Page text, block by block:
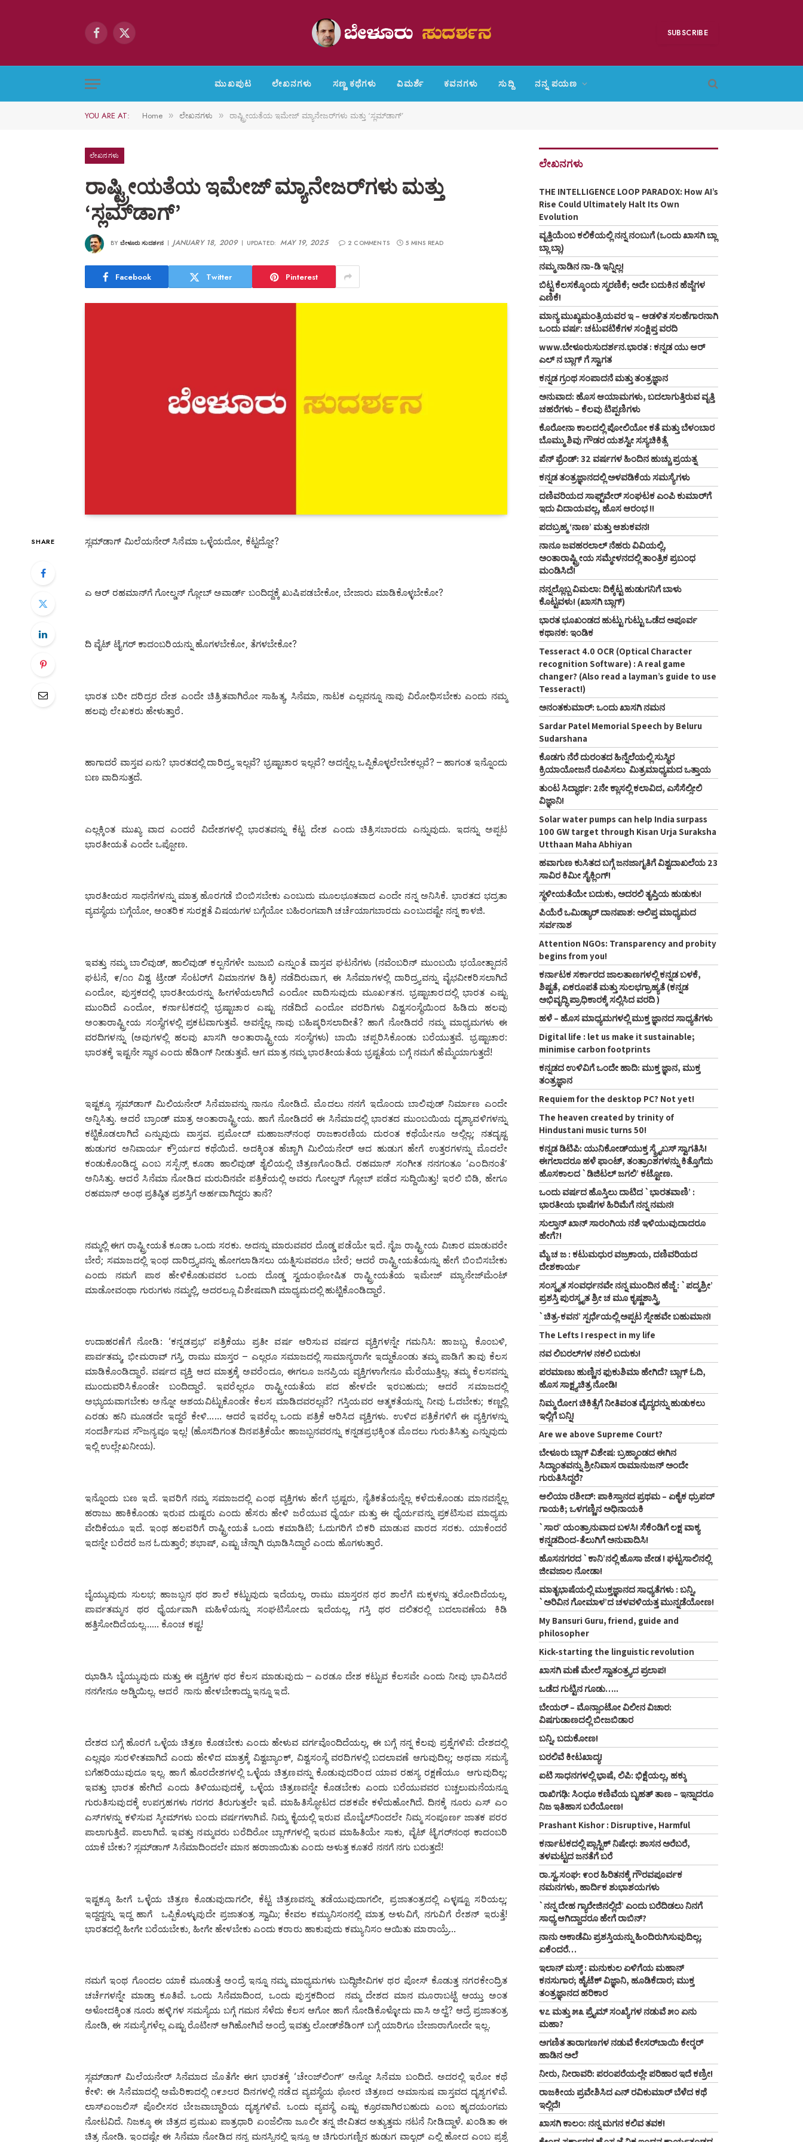
Facebook
X
SUBSCRIBE
ಮುಖಪುಟ ಲೇಖನಗಳು ಸಣ್ಣ ಕಥೆಗಳು ವಿಮರ್ಶೆ ಕವನಗಳು ಸುದ್ದಿ ನನ್ನ ಪಯಣ
YOU ARE AT: Home » ಲೇಖನಗಳು » ರಾಷ್ಟ್ರೀಯತೆಯ ಇಮೇಜ್ ಮ್ಯಾನೇಜರ್‌ಗಳು ಮತ್ತು ‘ಸ್ಲಮ್‌ಡಾಗ್’
ಲೇಖನಗಳು
ರಾಷ್ಟ್ರೀಯತೆಯ ಇಮೇಜ್ ಮ್ಯಾನೇಜರ್‌ಗಳು ಮತ್ತು
‘ಸ್ಲಮ್‌ಡಾಗ್’
BY ಬೇಳೂರು ಸುದರ್ಶನ JANUARY 18, 2009 UPDATED: MAY 19, 2025 2 COMMENTS 5 MINS READ
Facebook Twitter Pinterest
SHARE ಸ್ಲಮ್‌ಡಾಗ್ ಮಿಲೆಯನೇರ್ ಸಿನೆಮಾ ಒಳ್ಳೆಯದೋ, ಕೆಟ್ಟದ್ದೋ?
ಎ ಆರ್ ರಹಮಾನ್‌ಗೆ ಗೋಲ್ಡನ್ ಗ್ಲೋಬ್ ಅವಾರ್ಡ್ ಬಂದಿದ್ದಕ್ಕೆ ಖುಷಿಪಡಬೇಕೋ, ಬೇಜಾರು ಮಾಡಿಕೊಳ್ಳಬೇಕೋ?
ದಿ ವೈಟ್ ಟೈಗರ್ ಕಾದಂಬರಿಯನ್ನು ಹೊಗಳಬೇಕೋ, ತೆಗಳಬೇಕೋ?
ಭಾರತ ಬರೀ ದರಿದ್ರರ ದೇಶ ಎಂದೇ ಚಿತ್ರಿತವಾಗಿರೋ ಸಾಹಿತ್ಯ, ಸಿನೆಮಾ, ನಾಟಕ ಎಲ್ಲವನ್ನೂ ನಾವು ವಿರೋಧಿಸಬೇಕು ಎಂದು ನಮ್ಮ
ಹಲವು ಲೇಖಕರು ಹೇಳುತ್ತಾರೆ.
ಹಾಗಾದರೆ ವಾಸ್ತವ ಏನು? ಭಾರತದಲ್ಲಿ ದಾರಿದ್ರ್ಯ ಇಲ್ಲವೆ? ಭ್ರಷ್ಟಾಚಾರ ಇಲ್ಲವೆ? ಅದನ್ನೆಲ್ಲ ಒಪ್ಪಿಕೊಳ್ಳಲೇಬೇಕಲ್ಲವೆ? – ಹಾಗಂತ ಇನ್ನೊಂದು
ಬಣ ವಾದಿಸುತ್ತದೆ.
ಎಲ್ಲಕ್ಕಿಂತ ಮುಖ್ಯ ವಾದ ಎಂದರೆ ವಿದೇಶಗಳಲ್ಲಿ ಭಾರತವನ್ನು ಕೆಟ್ಟ ದೇಶ ಎಂದು ಚಿತ್ರಿಸಬಾರದು ಎನ್ನುವುದು. ಇದನ್ನು ಅಪ್ಪಟ
ಭಾರತೀಯತೆ ಎಂದೇ ಒಪ್ಪೋಣ.
ಭಾರತೀಯರ ಸಾಧನೆಗಳನ್ನು ಮಾತ್ರ ಹೊರಗಡೆ ಬಿಂಬಿಸಬೇಕು ಎಂಬುದು ಮೂಲಭೂತವಾದ ಎಂದೇ ನನ್ನ ಅನಿಸಿಕೆ. ಭಾರತದ ಭದ್ರತಾ
ವ್ಯವಸ್ಥೆಯ ಬಗ್ಗೆಯೋ, ಆಂತರಿಕ ಸುರಕ್ಷತೆ ವಿಷಯಗಳ ಬಗ್ಗೆಯೋ ಬಹಿರಂಗವಾಗಿ ಚರ್ಚೆಯಾಗಬಾರದು ಎಂಬುದಷ್ಟೇ ನನ್ನ ಕಾಳಜಿ.
ಇವತ್ತು ನಮ್ಮ ಬಾಲಿವುಡ್, ಹಾಲಿವುಡ್ ಕಲ್ಪನೆಗಳೇ ಜುಜುಬಿ ಎನ್ನುಂತೆ ವಾಸ್ತವ ಘಟನೆಗಳು (ನವೆಂಬರಿನ್ ಮುಂಬಯಿ ಭಯೋತ್ಪಾದನೆ
ಘಟನೆ, ೯/೧೧ ವಿಶ್ವ ಟ್ರೇಡ್ ಸೆಂಟರ್‌ಗೆ ವಿಮಾನಗಳ ಡಿಕ್ಕಿ) ನಡೆದಿರುವಾಗ, ಈ ಸಿನೆಮಾಗಳಲ್ಲಿ ದಾರಿದ್ರ್ಯವನ್ನು ವೈಭವೀಕರಿಸಲಾಗಿದೆ
ಎಂದೋ, ಪುಸ್ತಕದಲ್ಲಿ ಭಾರತೀಯರನ್ನು ಹೀಗಳೆಯಲಾಗಿದೆ ಎಂದೋ ವಾದಿಸುವುದು ಮೂರ್ಖತನ. ಭ್ರಷ್ಟಾಚಾರದಲ್ಲಿ ಭಾರತ ಎಷ್ಟು
ಮುಂದಿದೆ ಎಂದೋ, ಕರ್ನಾಟಕದಲ್ಲಿ ಭ್ರಷ್ಟಾಚಾರ ಎಷ್ಟು ನಡೆದಿದೆ ಎಂದೋ ವರದಿಗಳು ವಿಶ್ವಸಂಸ್ಥೆಯಿಂದ ಹಿಡಿದು ಹಲವು
ಅಂತಾರಾಷ್ಟ್ರೀಯ ಸಂಸ್ಥೆಗಳಲ್ಲಿ ಪ್ರಕಟವಾಗುತ್ತವೆ. ಅವನ್ನೆಲ್ಲ ನಾವು ಬಹಿಷ್ಕರಿಸಲಾದೀತೆ? ಹಾಗೆ ನೋಡಿದರೆ ನಮ್ಮ ಮಾಧ್ಯಮಗಳು ಈ
ವರದಿಗಳನ್ನು (ಅವುಗಳಲ್ಲಿ ಹಲವು ಖಾಸಗಿ ಅಂತಾರಾಷ್ಟ್ರೀಯ ಸಂಸ್ಥೆಗಳು) ಬಾಯಿ ಚಪ್ಪರಿಸಿಕೊಂಡು ಬರೆಯುತ್ತವೆ. ಭ್ರಷ್ಟಾಚಾರ:
ಭಾರತಕ್ಕೆ ಇಷ್ಟನೇ ಸ್ಥಾನ ಎಂದು ಹೆಡಿಂಗ್ ನೀಡುತ್ತವೆ. ಆಗ ಮಾತ್ರ ನಮ್ಮ ಭಾರತೀಯತೆಯ ಭ್ರಷ್ಟತೆಯ ಬಗ್ಗೆ ನಮಗೆ ಹೆಮ್ಮೆಯಾಗುತ್ತದೆ!
ಇಷ್ಟಕ್ಕೂ ಸ್ಲಮ್‌ಡಾಗ್ ಮಿಲಿಯನೇರ್ ಸಿನೆಮಾವನ್ನು ನಾನೂ ನೋಡಿದೆ. ಮೊದಲು ನನಗೆ ಇದೊಂದು ಬಾಲಿವುಡ್ ನಿರ್ಮಾಣ ಎಂದೇ
ಅನ್ನಿಸಿತ್ತು. ಆದರೆ ಬ್ರಾಂಡ್ ಮಾತ್ರ ಅಂತಾರಾಷ್ಟ್ರೀಯ. ಹಾಗೆ ನೋಡಿದರೆ ಈ ಸಿನೆಮಾದಲ್ಲಿ ಭಾರತದ ಮುಂಬಯಿಯ ದೃಶ್ಯಾವಳಿಗಳನ್ನು
ಕಟ್ಟಿಕೊಡಲಾಗಿದೆ ಎನ್ನುವುದು ವಾಸ್ತವ. ಪ್ರಮೋದ್ ಮಹಾಜನ್‌ನಂಥ ರಾಜಕಾರಣಿಯ ದುರಂತ ಕಥೆಯೇನೂ ಅಲ್ಲಿಲ್ಲ; ನತದೃಷ್ಟ
ಹುಡುಗರ ಅನಿವಾರ್ಯ ಕ್ರೌರ್ಯದ ಕಥೆಯಿದೆ. ಅದಕ್ಕಿಂತ ಹೆಚ್ಚಾಗಿ ಮಿಲಿಯನೇರ್ ಆದ ಹುಡುಗ ಹೇಗೆ ಉತ್ತರಗಳನ್ನು ಮೊದಲೇ
ಕಂಡುಕೊಂಡಿದ್ದ ಎಂಬ ಸಸ್ಪೆನ್ಸ್ ಕೂಡಾ ಹಾಲಿವುಡ್ ಶೈಲಿಯಲ್ಲಿ ಚಿತ್ರಣಗೊಂಡಿದೆ. ರಹಮಾನ್ ಸಂಗೀತ ನನಗಂತೂ ‘ಎಂದಿನಂತೆ’
ಅನಿಸಿತ್ತು. ಆದರೆ ಸಿನೆಮಾ ನೋಡಿದ ಮರುದಿನವೇ ಪತ್ರಿಕೆಯಲ್ಲಿ ಅವರು ಗೋಲ್ಡನ್ ಗ್ಲೋಬ್ ಪಡೆದ ಸುದ್ದಿಯಿತ್ತು! ಇರಲಿ ಬಿಡಿ, ಹೇಗೂ
ರಹಮಾನ್ ಅಂಥ ಪ್ರತಿಷ್ಠಿತ ಪ್ರಶಸ್ತಿಗೆ ಅರ್ಹವಾಗಿದ್ದರು ತಾನೆ?
ನಮ್ಮಲ್ಲಿ ಈಗ ರಾಷ್ಟ್ರೀಯತೆ ಕೂಡಾ ಒಂದು ಸರಕು. ಅದನ್ನು ಮಾರುವವರ ದೊಡ್ಡ ಪಡೆಯೇ ಇದೆ. ನೈಜ ರಾಷ್ಟ್ರೀಯ ವಿಚಾರ ಮಾಡುವರೇ
ಬೇರೆ; ಸಮಾಜದಲ್ಲಿ ಇಂಥ ದಾರಿದ್ರ್ಯವನ್ನು ಹೋಗಲಾಡಿಸಲು ಯತ್ನಿಸುವವರೂ ಬೇರೆ; ಆದರೆ ರಾಷ್ಟ್ರೀಯತೆಯನ್ನು ಹೇಗೆ ಬಿಂಬಿಸಬೇಕು
ಎಂದು ನಮಗೆ ಪಾಠ ಹೇಳಿಕೊಡುವವರ ಒಂದು ದೊಡ್ಡ ಸ್ವಯಂಘೋಷಿತ ರಾಷ್ಟ್ರೀಯತೆಯ ಇಮೇಜ್ ಮ್ಯಾನೇಜ್‌ಮೆಂಟ್
ಮಾಡೋವಂಥಾ ಗುರುಗಳು ನಮ್ಮಲ್ಲಿ, ಅದರಲ್ಲೂ ವಿಶೇಷವಾಗಿ ಮಾಧ್ಯಮದಲ್ಲಿ ಹುಟ್ಟಿಕೊಂಡಿದ್ದಾರೆ.
ಉದಾಹರಣೆಗೆ ನೋಡಿ: ‘ಕನ್ನಡಪ್ರಭ’ ಪತ್ರಿಕೆಯು ಪ್ರತೀ ವರ್ಷ ಆರಿಸುವ ವರ್ಷದ ವ್ಯಕ್ತಿಗಳನ್ನೇ ಗಮನಿಸಿ: ಹಾಜಬ್ಬ, ಕೊಂಬಳಿ,
ಪಾರ್ವತಮ್ಮ, ಭೀಮರಾವ್ ಗಸ್ತಿ, ರಾಮು ಮಾಸ್ತರ – ಎಲ್ಲರೂ ಸಮಾಜದಲ್ಲಿ ಸಾಮಾನ್ಯರಾಗೇ ಇದ್ದುಕೊಂಡು ತಮ್ಮ ಪಾಡಿಗೆ ತಾವು ಕೆಲಸ
ಮಾಡಿಕೊಂಡಿದ್ದಾರೆ. ವರ್ಷದ ವ್ಯಕ್ತಿ ಆದ ಮಾತ್ರಕ್ಕೆ ಅವರೆಂದೂ, ಈಗಲೂ ಜನಪ್ರಿಯ ವ್ಯಕ್ತಿಗಳಾಗೇನೂ ಮೆರೆಯುತ್ತಿಲ್ಲ. ತಮ್ಮ ಕೆಲಸವನ್ನು
ಮುಂದುವರಿಸಿಕೊಂಡೇ ಬಂದಿದ್ದಾರೆ. ಇವರೆಲ್ಲರೂ ರಾಷ್ಟ್ರೀಯತೆಯ ಪದ ಹೇಳದೇ ಇರಬಹುದು; ಆದರೆ ಸಮಾಜದಲ್ಲಿ
ಅಭ್ಯುಯವಾಗಬೇಕು ಅನ್ನೋ ಆಶಯವಿಟ್ಟುಕೊಂಡೇ ಕೆಲಸ ಮಾಡಿದವರಲ್ಲವೆ? ಗಸ್ತಿಯವರ ಆತ್ಮಕತೆಯನ್ನು ನೀವು ಓದಬೇಕು; ಕಣ್ಣಲ್ಲಿ
ಎರಡು ಹನಿ ಮೂಡದೇ ಇದ್ದರೆ ಕೇಳಿ…… ಆದರೆ ಇವರೆಲ್ಲ ಒಂದು ಪತ್ರಿಕೆ ಆರಿಸಿದ ವ್ಯಕ್ತಿಗಳು. ಉಳಿದ ಪತ್ರಿಕೆಗಳಿಗೆ ಈ ವ್ಯಕ್ತಿಗಳನ್ನು
ಸಂದರ್ಶಿಸುವ ಸೌಜನ್ಯವೂ ಇಲ್ಲ! (ಹೊಸದಿಗಂತ ದಿನಪತ್ರಿಕೆಯೇ ಹಾಜಬ್ಬನವರನ್ನು ಕನ್ನಡಪ್ರಭಕ್ಕಿಂತ ಮೊದಲು ಗುರುತಿಸಿತ್ತು ಎನ್ನುವುದು
ಇಲ್ಲಿ ಉಲ್ಲೇಖನೀಯ).
ಇನ್ನೊಂದು ಬಣ ಇದೆ. ಇವರಿಗೆ ನಮ್ಮ ಸಮಾಜದಲ್ಲಿ ಎಂಥ ವ್ಯಕ್ತಿಗಳು ಹೇಗೆ ಭ್ರಷ್ಟರು, ನೈತಿಕತೆಯನ್ನೆಲ್ಲ ಕಳೆದುಕೊಂಡು ಮಾನವನ್ನೆಲ್ಲ
ಹರಾಜು ಹಾಕಿಕೊಂಡು ಇರುವ ದುಷ್ಟರು ಎಂದು ಹೆಸರು ಹೇಳಿ ಜರೆಯುವ ಧೈರ್ಯ ಮತ್ತು ಈ ಧೈರ್ಯವನ್ನು ಪ್ರಕಟಿಸುವ ಮಾಧ್ಯಮ
ವೇದಿಕೆಯೂ ಇದೆ. ಇಂಥ ಹಲವರಿಗೆ ರಾಷ್ಟ್ರೀಯತೆ ಒಂದು ಕಮಾಡಿಟಿ; ಓದುಗರಿಗೆ ಬಿಕರಿ ಮಾಡುವ ವಾರದ ಸರಕು. ಯಾಕೆಂದರೆ
ಇದನ್ನೇ ಬರೆದರೆ ಜನ ಓದುತ್ತಾರೆ; ಶಭಾಷ್, ಎಷ್ಟು ಚೆನ್ನಾಗಿ ಝಾಡಿಸಿದ್ದಾರೆ ಎಂದು ಹೊಗಳುತ್ತಾರೆ.
ಬೈಯ್ಯುವುದು ಸುಲಭ; ಹಾಜಬ್ಬನ ಥರ ಶಾಲೆ ಕಟ್ಟುವುದು ಇದೆಯಲ್ಲ, ರಾಮು ಮಾಸ್ತರನ ಥರ ಶಾಲೆಗೆ ಮಕ್ಕಳನ್ನು ತರೋದಿದೆಯಲ್ಲ,
ಪಾರ್ವತಮ್ಮನ ಥರ ಧೈರ್ಯವಾಗಿ ಮಹಿಳೆಯನ್ನು ಸಂಘಟಿಸೋದು ಇದೆಯಲ್ಲ, ಗಸ್ತಿ ಥರ ದಲಿತರಲ್ಲಿ ಬದಲಾವಣೆಯ ಕಿಡಿ
ಹತ್ತಿಸೋದಿದೆಯಲ್ಲ…… ಕೊಂಚ ಕಷ್ಟ!
ಝಾಡಿಸಿ ಬೈಯ್ಯುವುದು ಮತ್ತು ಈ ವ್ಯಕ್ತಿಗಳ ಥರ ಕೆಲಸ ಮಾಡುವುದು – ಎರಡೂ ದೇಶ ಕಟ್ಟುವ ಕೆಲಸವೇ ಎಂದು ನೀವು ಭಾವಿಸಿದರೆ
ನನಗೇನೂ ಅಡ್ಡಿಯಿಲ್ಲ. ಆದರೆ ನಾನು ಹೇಳಬೇಕಾದ್ದು ಇನ್ನೂ ಇದೆ.
ದೇಶದ ಬಗ್ಗೆ ಹೊರಗೆ ಒಳ್ಳೆಯ ಚಿತ್ರಣ ಕೊಡಬೇಕು ಎಂದು ಹೇಳುವ ವರ್ಗವೊಂದಿದೆಯಲ್ಲ, ಈ ಬಗ್ಗೆ ನನ್ನ ಕೆಲವು ಪ್ರಶ್ನೆಗಳಿವೆ: ದೇಶದಲ್ಲಿ
ಎಲ್ಲವೂ ಸುರಳೀತವಾಗಿದೆ ಎಂದು ಹೇಳಿದ ಮಾತ್ರಕ್ಕೆ ವಿಶ್ವಬ್ಯಾಂಕ್, ವಿಶ್ವಸಂಸ್ಥೆ ವರದಿಗಳಲ್ಲಿ ಬದಲಾವಣೆ ಆಗುವುದಿಲ್ಲ; ಅಥವಾ ಸಮಸ್ಯೆ
ಬಗೆಹರಿಯುವುದೂ ಇಲ್ಲ. ಹಾಗೆ ಹೊರದೇಶಗಳಲ್ಲಿ ಒಳ್ಳೆಯ ಚಿತ್ರಣವನ್ನು ಕೊಡುವುದರಿಂದ ಯಾವ ರಹಸ್ಯ ರಕ್ಷಣೆಯೂ ಆಗುವುದಿಲ್ಲ;
ಇವತ್ತು ಭಾರತ ಹೇಗಿದೆ ಎಂದು ತಿಳಿಯುವುದಕ್ಕೆ, ಒಳ್ಳೆಯ ಚಿತ್ರಣವನ್ನೇ ಕೊಡಬೇಕು ಎಂದು ಬರೆಯುವವರ ಬಚ್ಚಲುಮನೆಯನ್ನೂ
ಗುರುತಿಸುವುದಕ್ಕೆ ಉಪಗ್ರಹಗಳು ಗರಗರ ತಿರುಗುತ್ತಲೇ ಇವೆ. ಮಾಹಿತಿಸ್ಫೋಟದ ದಶಕವೇ ಕಳೆದುಹೋಗಿದೆ. ದಿನಕ್ಕೆ ನೂರು ಎಸ್ ಎಂ
ಎಸ್‌ಗಳನ್ನು ಕಳಿಸುವ ಸ್ಕೀಮ್‌ಗಳು ಬಂದು ವರ್ಷಗಳಾಗಿವೆ. ನಿಮ್ಮ ಕೈಯಲ್ಲಿ ಇರುವ ಮೊಬೈಲ್‌ನಿಂದಲೇ ನಿಮ್ಮ ಸಂಪೂರ್ಣ ಜಾತಕ ಪರರ
ಪಾಲಾಗುತ್ತಿದೆ. ಪಾಲಾಗಿದೆ. ಇವತ್ತು ನಮ್ಮವರು ಬರೆದಿರೋ ಬ್ಲಾಗ್‌ಗಳಲ್ಲಿ ಇರುವ ಮಾಹಿತಿಯೇ ಸಾಕು, ವೈಟ್ ಟೈಗರ್‌ನಂಥ ಕಾದಂಬರಿ
ಯಾಕೆ ಬೇಕು? ಸ್ಲಮ್‌ಡಾಗ್ ಸಿನೆಮಾದಿಂದಲೇ ಮಾನ ಹರಾಜಾಯಿತು ಎಂದು ಅಳುತ್ತ ಕೂತರೆ ನನಗೆ ನಗು ಬರುತ್ತದೆ!
ಇಷ್ಟಕ್ಕೂ ಹೀಗೆ ಒಳ್ಳೆಯ ಚಿತ್ರಣ ಕೊಡುವುದಾಗಲೀ, ಕೆಟ್ಟ ಚಿತ್ರಣವನ್ನು ತಡೆಯುವುದಾಗಲೀ, ಪ್ರಜಾತಂತ್ರದಲ್ಲಿ ಎಳ್ಳಷ್ಟೂ ಸರಿಯಲ್ಲ;
ಇದ್ದದ್ದನ್ನು ಇದ್ದ ಹಾಗೆ ಒಪ್ಪಿಕೊಳ್ಳುವುದೇ ಪ್ರಜಾತಂತ್ರ ಸ್ವಾಮಿ; ಕೇವಲ ಕಮ್ಯುನಿಸಂನಲ್ಲಿ ಮಾತ್ರ ಅಳುವಿಗೆ, ನಗುವಿಗೆ ರೇಶನ್ ಇರುತ್ತೆ!
ಭಾರತದಲ್ಲಿ ಹೀಗೇ ಬರೆಯಬೇಕು, ಹೀಗೇ ಹೇಳಬೇಕು ಎಂದು ಕರಾರು ಹಾಕುವುದು ಕಮ್ಯುನಿಸಂ ಆಯಿತು ಮಾರಾಯ್ರೆ…
ನಮಗೆ ಇಂಥ ಗೊಂದಲ ಯಾಕೆ ಮೂಡುತ್ತೆ ಅಂದ್ರೆ ಇನ್ನೂ ನಮ್ಮ ಮಾಧ್ಯಮಗಳು ಬುದ್ಧಿಜೀವಿಗಳ ಥರ ಪೋಸ್ ಕೊಡುತ್ತ ನಗರಕೇಂದ್ರಿತ
ಚರ್ಚೆಗಳನ್ನೇ ಮಾಡ್ತಾ ಕೂತಿವೆ. ಒಂದು ಸಿನೆಮಾದಿಂದ, ಒಂದು ಪುಸ್ತಕದಿಂದ ನಮ್ಮ ದೇಶದ ಮಾನ ಮೂರಾಬಟ್ಟೆ ಆಯ್ತು ಅಂತ
ಅಳೋದಕ್ಕಿಂತ ನೂರು ಹಳ್ಳಿಗಳ ಸಮಸ್ಯೆಯ ಬಗ್ಗೆ ಗಮನ ಸೆಳೆದು ಕೆಲಸ ಆಗೋ ಹಾಗೆ ನೋಡಿಕೊಳ್ಳೋದು ವಾಸಿ ಅಲ್ವೆ? ಆದ್ರೆ ಪ್ರಜಾತಂತ್ರ
ನೋಡಿ, ಈ ಸಮಸ್ಯೆಗಳೆಲ್ಲ ಎಷ್ಟು ರೊಟೀನ್ ಆಗಿಹೋಗಿವೆ ಅಂದ್ರೆ ಇವತ್ತು ಲೋಡ್‌ಶೆಡಿಂಗ್ ಬಗ್ಗೆ ಯಾರಿಗೂ ಬೇಜಾರಾಗೋದೇ ಇಲ್ಲ.
ಸ್ಲಮ್‌ಡಾಗ್ ಮಿಲೆಯನೇರ್ ಸಿನೆಮಾದ ಜೊತೆಗೇ ಈಗ ಭಾರತಕ್ಕೆ ‘ಚೇಂಜ್‌ಲಿಂಗ್’ ಅನ್ನೋ ಸಿನೆಮಾ ಬಂದಿದೆ. ಅದರಲ್ಲಿ ಇರೋ ಕಥೆ
ಕೇಳಿ: ಈ ಸಿನೆಮಾದಲ್ಲಿ ಅಮೆರಿಕಾದಲ್ಲಿ ೧೯೨೮ರ ದಿನಗಳಲ್ಲಿ ನಡೆದ ವ್ಯವಸ್ಥೆಯ ಘೋರ ಚಿತ್ರಣದ ಅಮಾನುಷ ವಾಸ್ತವದ ದೃಶ್ಯಗಳಿವೆ.
ಲಾಸ್‌ಏಂಜಲಿಸ್ ಪೊಲೀಸರ ಬೇಜವಾಬ್ದಾರಿಯ ದೃಶ್ಯಗಳಿವೆ. ಒಂದು ವ್ಯವಸ್ಥೆ ಎಷ್ಟು ಕ್ರೂರವಾಗಿರಬಹುದು ಎಂಬ ಹೃದಯಂಗಮ
ನೋಟವಿದೆ. ನಿಜಕ್ಕೂ ಈ ಚಿತ್ರದ ಪ್ರಮುಖ ಪಾತ್ರಧಾರಿ ಏಂಜೆಲಿನಾ ಜೂಲೀ ತನ್ನ ಜೀವಿತದ ಅತ್ಯುತ್ತಮ ನಟನೆ ನೀಡಿದ್ದಾಳೆ. ಖಂಡಿತಾ ಈ
ಚಿತ್ರ ನೋಡಿ. ಇಂದಷ್ಟೇ ಈ ಸಿನೆಮಾ ನೋಡಿದ ನನ್ನ ಮನಸ್ಸಿನಲ್ಲಿ ಇನ್ನೂ ಆ ಚಿಗುರುಗಣ್ಣಿನ ಹುಡುಗ ವಾಲ್ಟರ್ ಎಲ್ಲಿ ಹೋದ ಎಂಬ ಪ್ರಶ್ನೆ
ಲೇಖನಗಳು
THE INTELLIGENCE LOOP PARADOX: How AI’s
Rise Could Ultimately Halt Its Own
Evolution
ವೃತ್ತಿಯೆಂಬ ಕಲಿಕೆಯಲ್ಲಿ ನನ್ನ ನಂಬುಗೆ (ಒಂದು ಖಾಸಗಿ ಬ್ಲಾ
ಬ್ಲಾ ಬ್ಲಾ)
ನಮ್ಮ ನಾಡಿನ ನಾ-ಡಿ ಇನ್ನಿಲ್ಲ!
ಬಿಟ್ಟ ಕೆಲಸಕ್ಕೊಂದು ಸ್ಮರಣಿಕೆ; ಅದೇ ಬದುಕಿನ ಹೆಜ್ಜೆಗಳ
ಎಣಿಕೆ!
ಮಾನ್ಯ ಮುಖ್ಯಮಂತ್ರಿಯವರ ಇ – ಆಡಳಿತ ಸಲಹೆಗಾರನಾಗಿ
ಒಂದು ವರ್ಷ: ಚಟುವಟಿಕೆಗಳ ಸಂಕ್ಷಿಪ್ತ ವರದಿ
www.ಬೇಳೂರುಸುದರ್ಶನ.ಭಾರತ : ಕನ್ನಡ ಯು ಆರ್‌
ಎಲ್‌ ನ ಬ್ಲಾಗ್‌ ಗೆ ಸ್ವಾಗತ
ಕನ್ನಡ ಗ್ರಂಥ ಸಂಪಾದನೆ ಮತ್ತು ತಂತ್ರಜ್ಞಾನ
ಅನುವಾದ: ಹೊಸ ಆಯಾಮಗಳು, ಬದಲಾಗುತ್ತಿರುವ ವೃತ್ತಿ
ಚಹರೆಗಳು – ಕೆಲವು ಟಿಪ್ಪಣಿಗಳು
ಕೊರೋನಾ ಕಾಲದಲ್ಲಿ ಪೋಲಿಯೋ ಕತೆ ಮತ್ತು ಬೆಳಂಬಾರ
ಬೊಮ್ಮು ಶಿವು ಗೌಡರ ಯಶಸ್ವೀ ಸಸ್ಯಚಿಕಿತ್ಸೆ
ಪೆನ್‌ ಫ್ರೆಂಡ್‌: 32 ವರ್ಷಗಳ ಹಿಂದಿನ ಹುಚ್ಚು ಪ್ರಯತ್ನ
ಕನ್ನಡ ತಂತ್ರಜ್ಞಾನದಲ್ಲಿ ಅಳವಡಿಕೆಯ ಸಮಸ್ಯೆಗಳು
ದಣಿವರಿಯದ ಸಾಫ್ಟ್‌ವೇರ್‌ ಸಂಘಟಕ ಎಂಪಿ ಕುಮಾರ್‌ಗೆ
ಇದು ವಿದಾಯವಲ್ಲ, ಹೊಸ ಆರಂಭ !!
ಪದಬ್ರಹ್ಮ ‘ನಾಣ’ ಮತ್ತು ಆಶುಕವನ!
ನಾನೂ ಜವಹರಲಾಲ್‌ ನೆಹರು ವಿವಿಯಲ್ಲಿ,
ಅಂತಾರಾಷ್ಟ್ರೀಯ ಸಮ್ಮೇಳನದಲ್ಲಿ ತಾಂತ್ರಿಕ ಪ್ರಬಂಧ
ಮಂಡಿಸಿದೆ!
ನನ್ನಲ್ಲೊಬ್ಬ ವಿಮಲಾ: ದಿಕ್ಕೆಟ್ಟ ಹುಡುಗನಿಗೆ ಬಾಳು
ಕೊಟ್ಟವಳು! (ಖಾಸಗಿ ಬ್ಲಾಗ್‌)
ಭಾರತ ಭೂಖಂಡದ ಹುಟ್ಟು ಗುಟ್ಟು ಒಡೆದ ಅಪೂರ್ವ
ಕಥಾನಕ: ಇಂಡಿಕ
Tesseract 4.0 OCR (Optical Character
recognition Software) : A real game
changer? (Also read a layman’s guide to use
Tesseract!)
ಅನಂತಕುಮಾರ್‌: ಒಂದು ಖಾಸಗಿ ನಮನ
Sardar Patel Memorial Speech by Beluru
Sudarshana
ಕೊಡಗು ನೆರೆ ದುರಂತದ ಹಿನ್ನೆಲೆಯಲ್ಲಿ ಸುಸ್ಥಿರ
ಕ್ರಿಯಾಯೋಜನೆ ರೂಪಿಸಲು ಮಿತ್ರಮಾಧ್ಯಮದ ಒತ್ತಾಯ
ತುಂಟ ಸಿದ್ಧಾರ್ಥ: 2ನೇ ಕ್ಲಾಸಲ್ಲಿ ಕಲಾವಿದ, ಎಸೆಸೆಲ್ಸೀಲಿ
ವಿಜ್ಞಾನಿ!
Solar water pumps can help India surpass
100 GW target through Kisan Urja Suraksha
Utthaan Maha Abhiyan
ಹವಾಗುಣ ಕುಸಿತದ ಬಗ್ಗೆ ಜನಜಾಗೃತಿಗೆ ವಿಶ್ವದಾಖಲೆಯ 23
ಸಾವಿರ ಕಿಮೀ ಸೈಕ್ಲಿಂಗ್‌!
ಸ್ಥಳೀಯತೆಯೇ ಬದುಕು, ಅದರಲಿ ತೃಪ್ತಿಯ ಹುಡುಕು!
ಪಿಯೆರೆ ಒಮಿಡ್ಯಾರ್ ದಾನಪಾಶ: ಅಲಿಪ್ತ ಮಾಧ್ಯಮದ
ಸರ್ವನಾಶ
Attention NGOs: Transparency and probity
begins from you!
ಕರ್ನಾಟಕ ಸರ್ಕಾರದ ಜಾಲತಾಣಗಳಲ್ಲಿ ಕನ್ನಡ ಬಳಕೆ,
ಶಿಷ್ಟತೆ, ಏಕರೂಪತೆ ಮತ್ತು ಸುಲಭಗ್ರಾಹ್ಯತೆ (ಕನ್ನಡ
ಅಭಿವೃದ್ಧಿ ಪ್ರಾಧಿಕಾರಕ್ಕೆ ಸಲ್ಲಿಸಿದ ವರದಿ )
ಹಳೆ – ಹೊಸ ಮಾಧ್ಯಮಗಳಲ್ಲಿ ಮುಕ್ತ ಜ್ಞಾನದ ಸಾಧ್ಯತೆಗಳು
Digital life : let us make it sustainable;
minimise carbon footprints
ಕನ್ನಡದ ಉಳಿವಿಗೆ ಒಂದೇ ಹಾದಿ: ಮುಕ್ತ ಜ್ಞಾನ, ಮುಕ್ತ
ತಂತ್ರಜ್ಞಾನ
Requiem for the desktop PC? Not yet!
The heaven created by trinity of
Hindustani music turns 50!
ಕನ್ನಡ ಡಿಟಿಪಿ: ಯುನಿಕೋಡ್‌ಯುಕ್ತ ಸ್ಕ್ರೈಬಸ್‌ ಸ್ವಾಗತಿಸಿ!
ಈಗಲಾದರೂ ಹಳೆ ಫಾಂಟ್‌, ತಂತ್ರಾಂಶಗಳನ್ನು ಕಿತ್ತೊಗೆದು
ಹೊಸಕಾಲದ `ಡಿಜಿಟಲ್‌ ಜಗಲಿ’ ಕಟ್ಟೋಣ.
ಒಂದು ವರ್ಷದ ಹೊಸ್ತಿಲು ದಾಟಿದ `ಭಾರತವಾಣಿ’ :
ಭಾರತೀಯ ಭಾಷೆಗಳ ಹಿರಿಮೆಗೆ ನನ್ನ ನಮನ!
ಸುಲ್ತಾನ್‌ ಖಾನ್‌ ಸಾರಂಗಿಯ ನಶೆ ಇಳಿಯುವುದಾದರೂ
ಹೇಗೆ?!
ಮೈ ಚ ಜ : ಕಟುಮಧುರ ವಜ್ರಕಾಯ, ದಣಿವರಿಯದ
ದೇಶಕಾರ್ಯ
ಸಂಸ್ಕೃತ ಸಂವರ್ಧನವೇ ನನ್ನ ಮುಂದಿನ ಹೆಜ್ಜೆ : `ಪದ್ಮಶ್ರೀ’
ಪ್ರಶಸ್ತಿ ಪುರಸ್ಕೃತ ಶ್ರೀ ಚ ಮೂ ಕೃಷ್ಣಶಾಸ್ತ್ರಿ
`ಚಿತ್ರ-ಕವನ’ ಸ್ಪರ್ಧೆಯಲ್ಲಿ ಅಪ್ಪಟ ಸ್ನೇಹವೇ ಬಹುಮಾನ!
The Lefts I respect in my life
ನವ ಲಿಬರಲ್‌ಗಳ ನಕಲಿ ಬದುಕು!
ಪರಮಾಣು ಹುಣ್ಣಿನ ಫುಕುಶಿಮಾ ಹೇಗಿದೆ? ಬ್ಲಾಗ್‌ ಓದಿ,
ಹೊಸ ಸಾಕ್ಷ್ಯಚಿತ್ರ ನೋಡಿ!
ನಿಮ್ಮ ರೋಗ ಚಿಕಿತ್ಸೆಗೆ ನೀತಿವಂತ ವೈದ್ಯರನ್ನು ಹುಡುಕಲು
ಇಲ್ಲಿಗೆ ಬನ್ನಿ!
Are we above Supreme Court?
ಬೇಳೂರು ಬ್ಲಾಗ್‌ ವಿಶೇಷ: ಬ್ರಹ್ಮಾಂಡದ ಈಗಿನ
ಸಿದ್ಧಾಂತವನ್ನು ಶ್ರೀನಿವಾಸ ರಾಮಾನುಜನ್‌ ಅಂದೇ
ಗುರುತಿಸಿದ್ದರೆ?
ಆಲಿಯಾ ರಶೀದ್‌: ಪಾಕಿಸ್ತಾನದ ಪ್ರಥಮ – ಏಕೈಕ ಧ್ರುಪದ್‌
ಗಾಯಕಿ; ಒಳಗಣ್ಣಿನ ಅಧಿನಾಯಕಿ
`ಸಾರ’ ಯಂತ್ರಾನುವಾದ ಬಳಸಿ! ಸೆಕೆಂಡಿಗೆ ಲಕ್ಷ ವಾಕ್ಯ
ಕನ್ನಡದಿಂದ-ತೆಲುಗಿಗೆ ಅನುವಾದಿಸಿ!
ಹೊಸನಗರದ `ಕಾನಿ’ನಲ್ಲಿ ಹೊಸಾ ಜೇಡ ! ಘಟ್ಟಸಾಲಿನಲ್ಲಿ
ಜೀವಜಾಲ ನೋಡಾ!
ಮಾತೃಭಾಷೆಯಲ್ಲಿ ಮುಕ್ತಜ್ಞಾನದ ಸಾಧ್ಯತೆಗಳು : ಬನ್ನಿ,
`ಅರಿವಿನ ಗೋಮಾಳ’ದ ಚಳವಳಿಯತ್ತ ಮುನ್ನಡೆಯೋಣ!
My Bansuri Guru, friend, guide and
philosopher
Kick-starting the linguistic revolution
ಖಾಸಗಿ ಮಣೆ ಮೇಲೆ ಸ್ವಾತಂತ್ರ್ಯದ ಪ್ರಲಾಪ!
ಒಡೆದ ಗುಟ್ಟಿನ ಗೂಡು…..
ಬೇಯರ್ – ಮೊನ್ಸಾಂಟೋ ವಿಲೀನ ವಿಚಾರ:
ವಿಷಗುಡಾಣದಲ್ಲಿ ಬೀಜಬಿಡಾರ
ಬನ್ನಿ, ಬದುಕೋಣ!
ಬರಲಿವೆ ಕೀಟಖಾದ್ಯ!
ಐಟಿ ಸಾಧನಗಳಲ್ಲಿ ಭಾ಼ಷೆ, ಲಿಪಿ: ಭಿಕ್ಷೆಯಲ್ಲ, ಹಕ್ಕು
ರಾಖಿಗಢಿ: ಸಿಂಧೂ ಕಣಿವೆಯ ಬೃಹತ್ ತಾಣ – ಇನ್ನಾದರೂ
ನಿಜ ಇತಿಹಾಸ ಬರೆಯೋಣ!
Prashant Kishor : Disruptive, Harmful
ಕರ್ನಾಟಕದಲ್ಲಿ ಪ್ಲಾಸ್ಟಿಕ್‌ ನಿಷೇಧ: ಶಾಸನ ಅರೆಬರೆ,
ತಳಮಟ್ಟದ ಜನತೆಗೆ ಬರೆ
ರಾ.ಸ್ವ.ಸಂಘ: ೯೦ರ ಹಿರಿತನಕ್ಕೆ ಗೌರವಪೂರ್ವಕ
ನಮನಗಳು, ಹಾರ್ದಿಕ ಶುಭಾಶಯಗಳು
`ನನ್ನ ದೇಹ ಗ್ಯಾರೇಜಿನಲ್ಲಿದೆ’ ಎಂದು ಬರೆದಿಡಲು ನಿನಗೆ
ಸಾಧ್ಯ ಆಗಿದ್ದಾದರೂ ಹೇಗೆ ರಾಬಿನ್‌?
ನಾನು ಅಕಾಡೆಮಿ ಪ್ರಶಸ್ತಿಯನ್ನು ಹಿಂದಿರುಗಿಸುವುದಿಲ್ಲ;
ಏಕೆಂದರೆ…
ಇಲಾನ್ ಮಸ್ಕ್ : ಮನುಕುಲ ಏಳಿಗೆಯ ಮಹಾನ್
ಕನಸುಗಾರ; ಹೈಟೆಕ್ ವಿಜ್ಞಾನಿ, ಹೂಡಿಕೆದಾರ; ಮುಕ್ತ
ತಂತ್ರಜ್ಞಾನದ ಹರಿಕಾರ
೪೭ ಮತ್ತು ೫೩ ಪ್ರೈಮ್‌ ಸಂಖ್ಯೆಗಳ ನಡುವೆ ೫೦ ಏನು
ಮಹಾ?
ಅಗಣಿತ ತಾರಾಗಣಗಳ ನಡುವೆ ಕೇಸರ್‌ಬಾಯಿ ಕೇರ್‍ಕರ್‌
ಹಾಡಿನ ಅಲೆ
ನೀರು, ನೀರಾವರಿ: ಪರಂಪರೆಯಲ್ಲೇ ಪರಿಹಾರ ಇದೆ ಕಣ್ರೀ!
ರಾಜಕೀಯ ಪ್ರವೇಶಿಸಿದ ಎನ್‌ ರವಿಕುಮಾರ್‌ ಬೆಳೆದ ಕಥೆ
ಇಲ್ಲಿದೆ!
ಖಾಸಗಿ ಕಾಲಂ: ನನ್ನ ಮಗನ ಕಲಿವ ತವಕ!